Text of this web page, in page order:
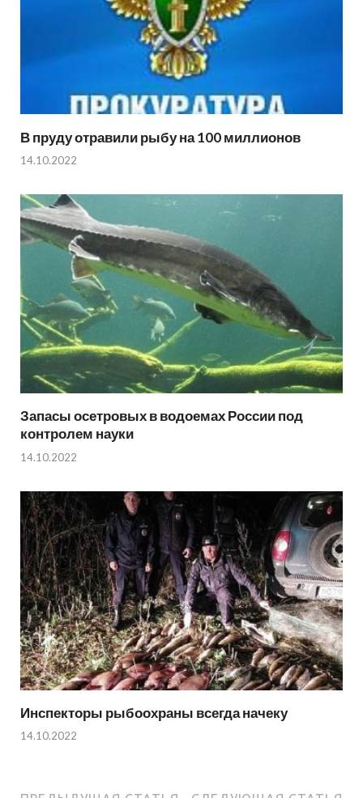
В пруду отравили рыбу на 100 миллионов
14.10.2022
Запасы осетровых в водоемах России под
контролем науки
14.10.2022
Инспекторы рыбоохраны всегда начеку
14.10.2022